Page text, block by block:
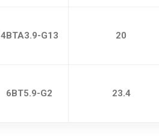
4BTA3.9-G13 20
6BT5.9-G2 23.4